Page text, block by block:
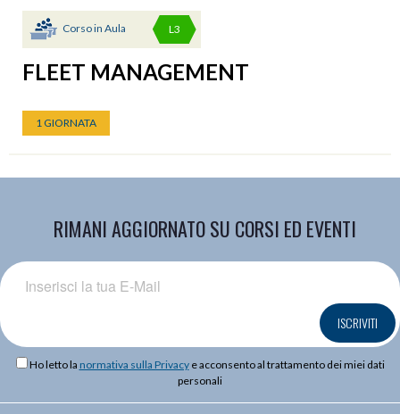
Corso in Aula L3
FLEET MANAGEMENT
1 GIORNATA
RIMANI AGGIORNATO SU CORSI ED EVENTI
ISCRIVITI
Ho letto la normativa sulla Privacye acconsento al trattamento dei miei dati
personali